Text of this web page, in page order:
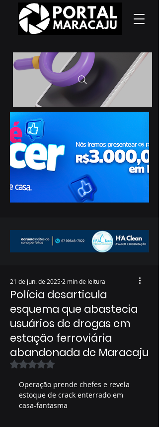
Polícia desarticula
esquema que abastecia
usuários de drogas em
estação ferroviária
abandonada de Maracaju
21 de jun. de 2025 2 min de leitura
Avaliado com NaN de 5 estrelas.
Operação prende chefes e revela
estoque de crack enterrado em
casa-fantasma